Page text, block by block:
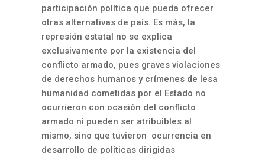
participación política que pueda ofrecer
otras alternativas de país. Es más, la
represión estatal no se explica
exclusivamente por la existencia del
conflicto armado, pues graves violaciones
de derechos humanos y crímenes de lesa
humanidad cometidas por el Estado no
ocurrieron con ocasión del conflicto
armado ni pueden ser atribuibles al
mismo, sino que tuvieron ocurrencia en
desarrollo de políticas dirigidas